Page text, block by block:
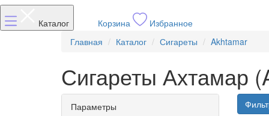
Каталог Корзина
Избранное
Главная
Каталог Сигареты Akhtamar
Сигареты Ахтамар
Параметры